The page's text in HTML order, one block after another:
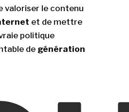
valoriser le contenu
et de mettre
politique
de génération